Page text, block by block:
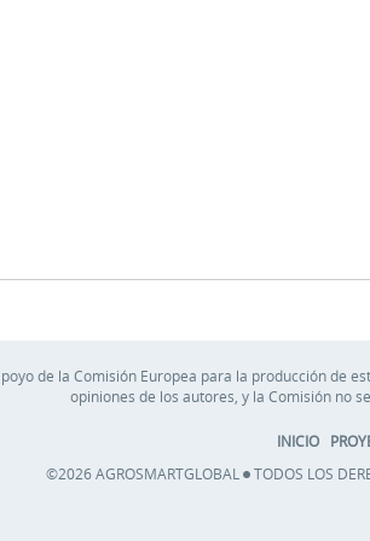
de la Comisión Europea para la producción de
opiniones de los autores, y la Comisión no
INICIO
©2026 AGROSMARTGLOBAL
TODOS LOS